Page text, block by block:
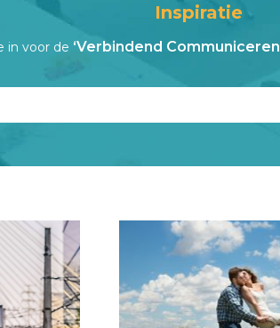
Inspiratie
in voor de ‘Verbindend